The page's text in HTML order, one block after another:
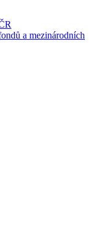
a mezinárodních